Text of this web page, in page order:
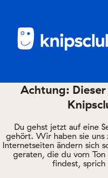
knipstipps
Eltern
Achtung:
Du gehst jetzt auf eine
gehört. Wir haben sie uns
Internetseiten ändern sich
geraten, die du vom
findest,